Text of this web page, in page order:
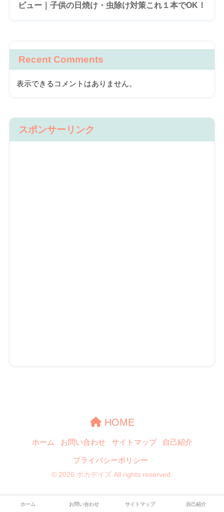
ビュー｜子供の日焼け・虫除け対策これ１本でOK！
Recent Comments
表示できるコメントはありません。
スポンサーリンク
HOME
ホーム お問い合わせ サイトマップ 自己紹介
プライバシーポリシー
© 2026 ポカデイズ All rights reserved.
ホーム お問い合わせ サイトマップ 自己紹介